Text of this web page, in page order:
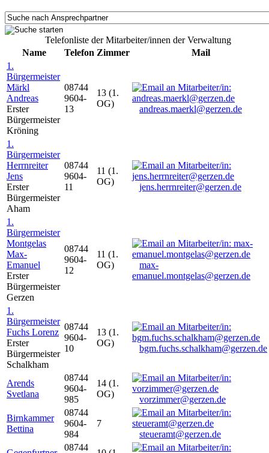
Telefonliste der Mitarbeiter/innen der Verwaltung
Name
Telefon Zimmer
Mail
1.
Bürgermeister
Märkl
Andreas
Erster
Bürgermeister
Kröning
08744
9604-
13
13 (1.
OG)
andreas.maerkl@gerzen.de
1.
Bürgermeister
Herrnreiter
Jens
Erster
Bürgermeister
Aham
08744
9604-
11
11 (1.
OG)
jens.herrnreiter@gerzen.de
1.
Bürgermeister
Montgelas
Max-
Emanuel
Erster
Bürgermeister
Gerzen
08744
9604-
12
11 (1.
OG)
max-
emanuel.montgelas@gerzen.de
1.
Bürgermeister
Fuchs Lorenz
Erster
Bürgermeister
Schalkham
08744
9604-
10
13 (1.
OG)
bgm.fuchs.schalkham@gerzen.de
Arends
Svetlana
08744
9604-
985
14 (1.
OG)
vorzimmer@gerzen.de
Birnkammer
Bettina
08744
9604-
984
7
steueramt@gerzen.de
08744